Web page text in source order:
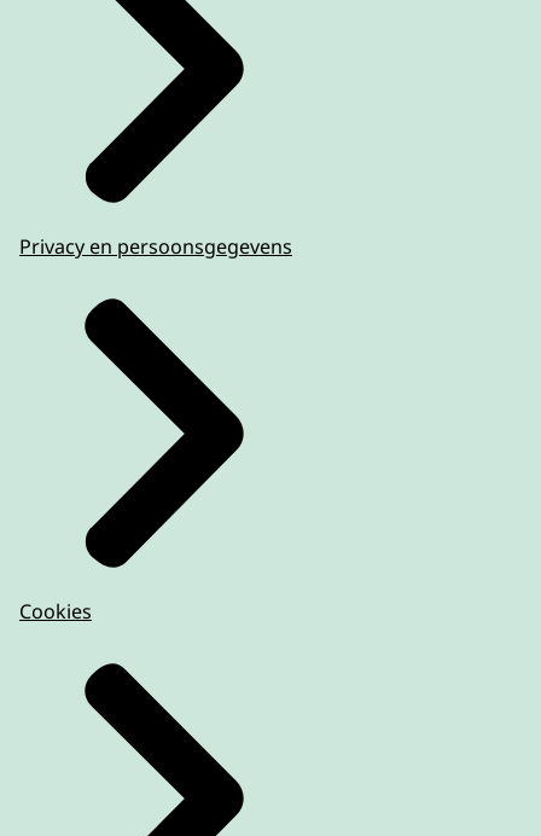
Privacy en persoonsgegevens
Cookies